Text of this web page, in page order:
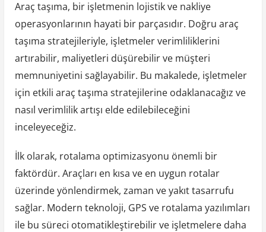
Araç taşıma, bir işletmenin lojistik ve nakliye
operasyonlarının hayati bir parçasıdır. Doğru araç
taşıma stratejileriyle, işletmeler verimliliklerini
artırabilir, maliyetleri düşürebilir ve müşteri
memnuniyetini sağlayabilir. Bu makalede, işletmeler
için etkili araç taşıma stratejilerine odaklanacağız ve
nasıl verimlilik artışı elde edilebileceğini
inceleyeceğiz.
İlk olarak, rotalama optimizasyonu önemli bir
faktördür. Araçları en kısa ve en uygun rotalar
üzerinde yönlendirmek, zaman ve yakıt tasarrufu
sağlar. Modern teknoloji, GPS ve rotalama yazılımları
ile bu süreci otomatikleştirebilir ve işletmelere daha